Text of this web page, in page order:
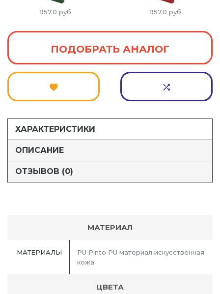
957.0 руб 957.0 руб
ПОДОБРАТЬ АНАЛОГ
ХАРАКТЕРИСТИКИ
ОПИСАНИЕ
ОТЗЫВОВ (0)
МАТЕРИАЛ
МАТЕРИАЛЫ
PU Pinto PU материал искусственная
кожа
ЦВЕТА